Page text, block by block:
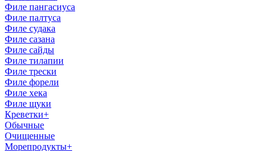
Филе пангасиуса
Филе палтуса
Филе судака
Филе сазана
Филе сайды
Филе тилапии
Филе трески
Филе форели
Филе хека
Филе щуки
Креветки+
Обычные
Очищенные
Морепродукты+